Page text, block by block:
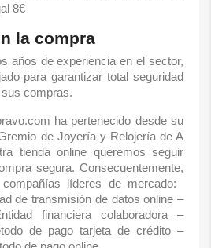
8€
la compra
años de experiencia en el sector,
para garantizar total seguridad
compras.
ha pertenecido desde su
de Joyería y Relojería de A
tienda online queremos seguir
segura. Consecuentemente,
líderes de mercado:
de transmisión de datos online –
financiera colaboradora –
de pago tarjeta de crédito –